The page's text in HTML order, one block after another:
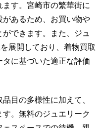
す。宮崎市の繁華街に
あるため、お買い物や
できます。また、ジュ
展開しており、着物買取
に基づいた適正な評価
目の多様性に加えて、
。無料のジュエリーク